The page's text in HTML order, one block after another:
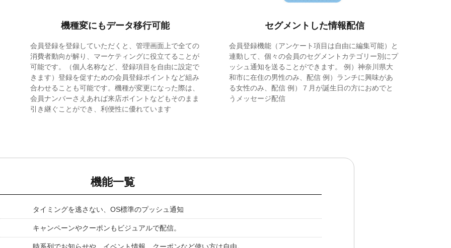
機種変にもデータ移行可能
会員登録を登録していただくと、管理画面上で全ての
消費者動向が解り、マーケティングに役立てることが
可能です。（個人名称など、登録項目を自由に設定で
きます）登録を促すための会員登録ポイントなど組み
合わせることも可能です。機種が変更になった際は、
会員ナンバーさえあれば来店ポイントなどもそのまま
引き継ぐことができ、利便性に優れています
セグメントした情報配信
会員登録機能（アンケート項目は自由に編集可能）と
連動して、個々の会員のセグメントカテゴリー別にプ
ッシュ通知を送ることができます。 例）神奈川県大
和市に在住の男性のみ、配信 例）ランチに興味があ
る女性のみ、配信 例）７月が誕生日の方におめでと
うメッセージ配信
機能一覧
タイミングを逃さない、OS標準のプッシュ通知
キャンペーンやクーポンもビジュアルで配信。